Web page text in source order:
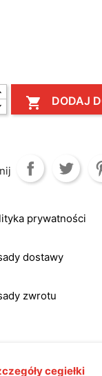
 DODAJ
prywatności
dostawy
zwrotu
cegiełki